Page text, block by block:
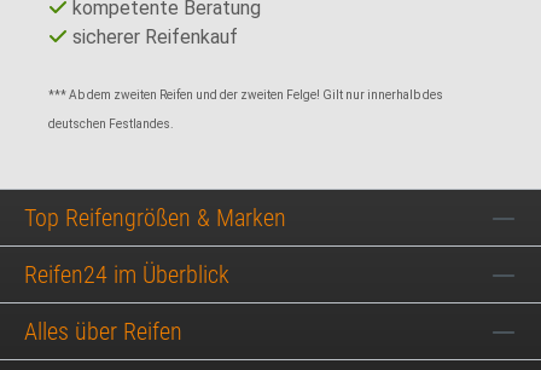
kompetente Beratung
sicherer Reifenkauf
*** Ab dem zweiten Reifen und der zweiten Felge! Gilt nur innerhalb des
deutschen Festlandes.
Top Reifengrößen & Marken
Reifen24 im Überblick
Alles über Reifen